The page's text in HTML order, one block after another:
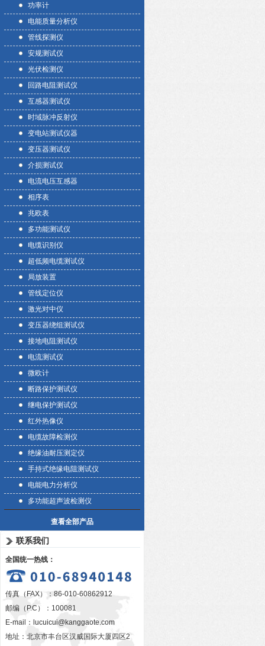
功率计
电能质量分析仪
管线探测仪
安规测试仪
光伏检测仪
回路电阻测试仪
互感器测试仪
时域脉冲反射仪
变电站测试仪器
变压器测试仪
介损测试仪
电流电压互感器
相序表
兆欧表
多功能测试仪
电缆识别仪
超低频电缆测试仪
局放装置
管线定位仪
激光对中仪
变压器绕组测试仪
接地电阻测试仪
电流测试仪
微欧计
断路保护测试仪
继电保护测试仪
红外热像仪
电缆故障检测仪
绝缘油耐压测定仪
手持式绝缘电阻测试仪
电能电力分析仪
多功能超声波检测仪
查看全部产品
联系我们
全国统一热线：
传真（FAX）：86-010-60862912
邮编（P.C）：100081
E-mail： lucuicui@kanggaote.com
地址：北京市丰台区汉威国际大厦四区2